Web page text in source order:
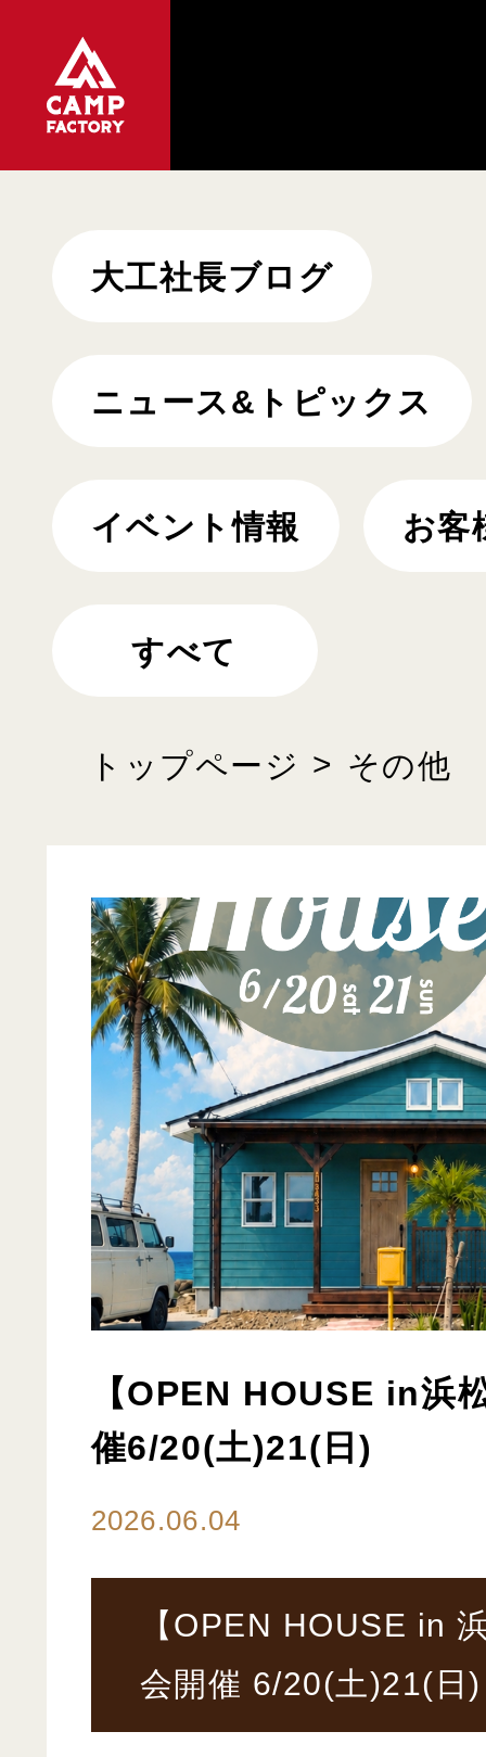
大工社長ブログ
ニュース&トピックス
イベント情報 お客
すべて
トップページ その他
【OPEN HOUSE in浜
催6/20(土)21(日)
2026.06.04
【OPEN HOUSE in
会開催 6/20(土)21(日)